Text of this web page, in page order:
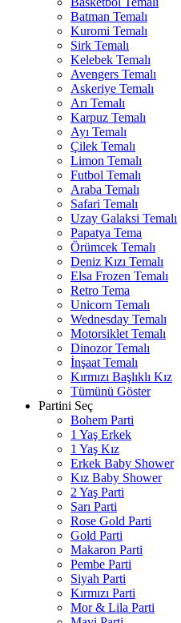
Batman Temalı
Kuromi Temalı
Sirk Temalı
Kelebek Temalı
Avengers Temalı
Askeriye Temalı
Arı Temalı
Karpuz Temalı
Ayı Temalı
Çilek Temalı
Limon Temalı
Futbol Temalı
Araba Temalı
Safari Temalı
Uzay Galaksi Temalı
Papatya Tema
Örümcek Temalı
Deniz Kızı Temalı
Elsa Frozen Temalı
Retro Tema
Unicorn Temalı
Wednesday Temalı
Motorsiklet Temalı
Dinozor Temalı
İnşaat Temalı
Kırmızı Başlıklı Kız
Tümünü Göster
Partini Seç
Bohem Parti
1 Yaş Erkek
1 Yaş Kız
Erkek Baby Shower
Kız Baby Shower
2 Yaş Parti
Sarı Parti
Rose Gold Parti
Gold Parti
Makaron Parti
Pembe Parti
Siyah Parti
Kırmızı Parti
Mor & Lila Parti